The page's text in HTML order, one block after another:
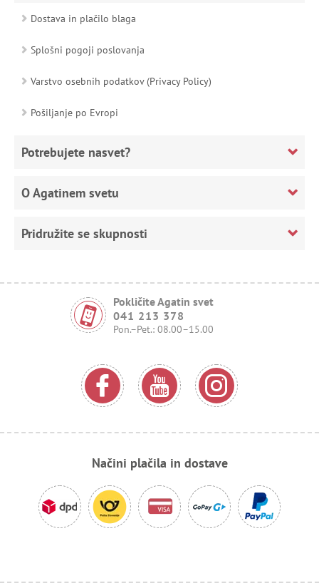
Dostava in plačilo blaga
Splošni pogoji poslovanja
Varstvo osebnih podatkov (Privacy Policy)
Pošiljanje po Evropi
Potrebujete nasvet?
O Agatinem svetu
Pridružite se skupnosti
Pokličite Agatin svet
041 213 378
Pon.–Pet.: 08.00–15.00
Načini plačila in dostave